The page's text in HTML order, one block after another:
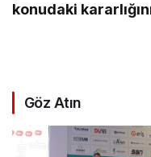
konudaki
Göz Atın